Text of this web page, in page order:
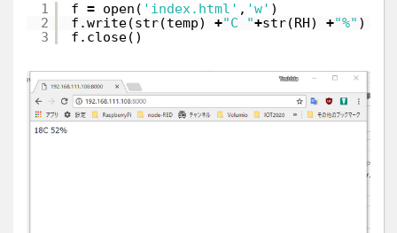
1
2
3
f = open( 'index.html' , 'w' )
f.write(str(temp) +"C "+str(RH) +"%" )
f.close()